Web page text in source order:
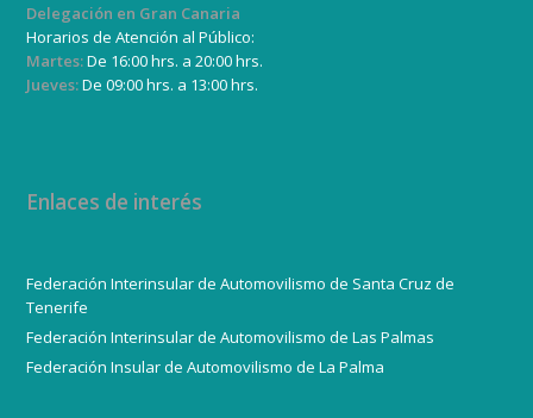
Delegación en Gran Canaria
Horarios de Atención al Público:
Martes:De 16:00 hrs. a 20:00 hrs.
Jueves:De 09:00 hrs. a 13:00 hrs.
Enlaces de interés
Federación Interinsular de Automovilismo de Santa Cruz de
Tenerife
Federación Interinsular de Automovilismo de Las Palmas
Federación Insular de Automovilismo de La Palma